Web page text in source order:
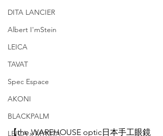
DITA LANCIER
Albert I'mStein
LEICA
TAVAT
Spec Espace
AKONI
BLACKPALM
LEICA x MYKITA
【the WAREHOUSE optic日本手工眼鏡